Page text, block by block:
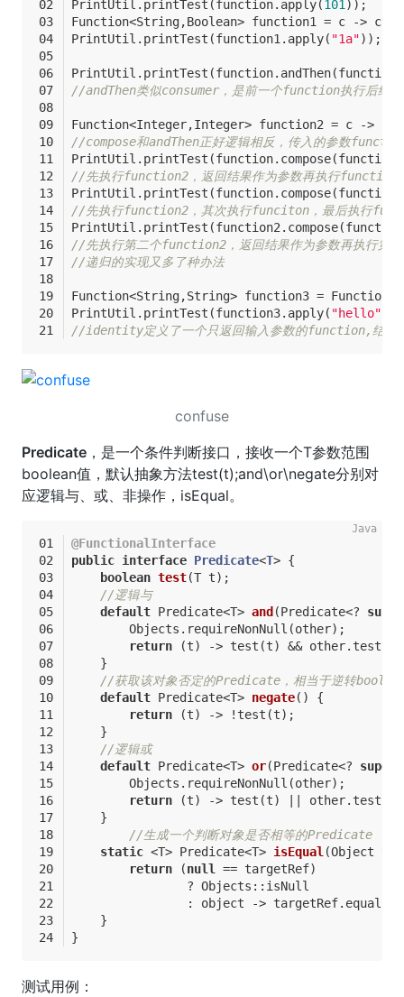
PrintUtil.printTest(function.apply(101 ));
Function<String,Boolean> function1 = c ->
PrintUtil.printTest(function1.apply( "1a"));
//andThen类似consumer，是前一个function执行后结
Function<Integer,Integer> function2 = c ->
//compose和andThen正好逻辑相反，传入的参数
//先执行function2，返回结果作为参数再执行function
//先执行function2，其次执行funciton，最后执行
//先执行第二个function2，返回结果作为参数再执行第
//递归的实现又多了种办法
Function<String,String> function3 =
PrintUtil.printTest(function3.apply( "hello"
//identity定义了一个只返回输入参数的function,结
confuse
Predicate ，是一个条件判断接口，接收一个T参数范围
boolean值，默认抽象方法test(t);and\or\negate分别对
应逻辑与、或、非操作，isEqual。
@FunctionalInterface
public interface Predicate<T> {
boolean test(T t) ;
//逻辑与
default Predicate<T> and (Predicate<? super
        Objects.requireNonNull(other);
return (t) -> test(t) &&
    }
//获取该对象否定的Predicate，相当于逆转
default Predicate<T> negate()
{
return (t) -> !test(t);
    }
//逻辑或
default Predicate<T> or(Predicate<? super
        Objects.requireNonNull(other);
return (t) -> test(t) ||
    }
//生成一个判断对象是否相等的Predicate
static <T> Predicate<T> isEqual(Object
return (null == targetRef)
                ? Objects::isNull
: object ->
    }
}
测试用例：